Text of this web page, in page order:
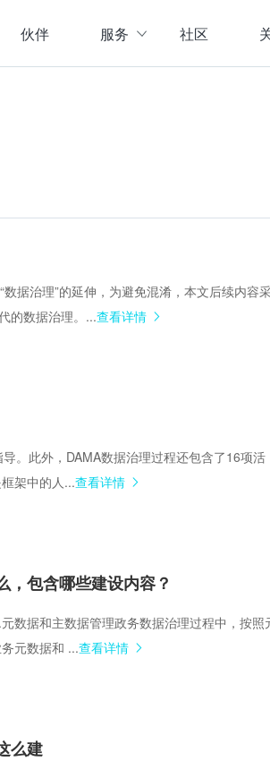
理，支撑实时决
理清数据资源，了解
运营效率
以元数据管理摸
指标体系建设
数据仓库及商
集数据采集补录
仓湖一体化数
涵盖数据存储、
伙伴 服务 社区
数据治理”的延伸，为避免混淆，本文后续内容
的数据治理。...查看详情
。此外，DAMA数据治理过程还包含了16项活
架中的人...查看详情
，包含哪些建设内容？
数据和主数据管理政务数据治理过程中，按照
元数据和 ...查看详情
么建